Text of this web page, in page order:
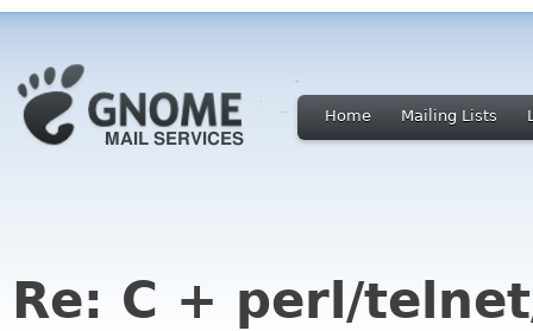
Home Mailing Lists
Re: C + perl/